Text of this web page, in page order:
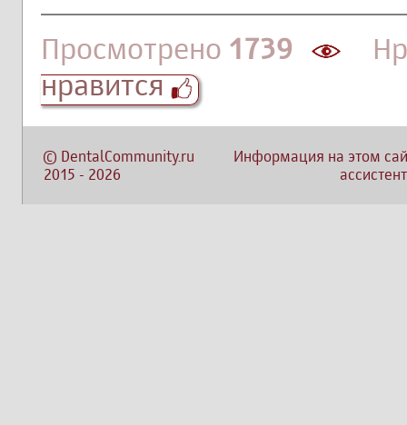
Просмотрено 1739
нравится
© DentalCommunity.ru
2015 - 2026
Информация на этом